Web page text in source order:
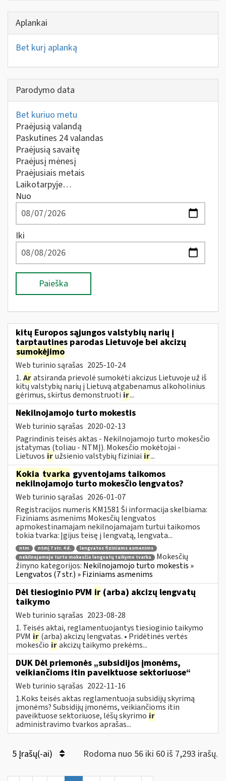
Aplankai
Bet kurį aplanką
Parodymo data
Bet kuriuo metu
Praėjusią valandą
Paskutines 24 valandas
Praėjusią savaitę
Praėjusį mėnesį
Praėjusiais metais
Laikotarpyje…
Nuo
Iki
Paieška
kitų Europos sąjungos valstybių narių į
tarptautines parodas Lietuvoje bei akcizų
sumokėjimo
Web turinio sąrašas 2025-10-24
1. Aratsiranda prievolė sumokėti akcizus Lietuvoje už iš
kitų valstybių narių į Lietuvą atgabenamus alkoholinius
gėrimus, skirtus demonstruoti ir...
Nekilnojamojo turto mokestis
Web turinio sąrašas 2020-02-13
Pagrindinis teisės aktas - Nekilnojamojo turto mokesčio
įstatymas (toliau - NTMĮ). Mokesčio mokėtojai -
Lietuvos iružsienio valstybių fiziniai ir...
Kokia tvarka gyventojams taikomos
nekilnojamojo turto mokesčio lengvatos?
Web turinio sąrašas 2026-01-07
Registracijos numeris KM1581 Ši informacija skelbiama:
Fiziniams asmenims Mokesčių lengvatos
apmokestinamajam nekilnojamajam turtui taikomos
tokia tvarka: Įgijus teisę į lengvatą, lengvata...
ntm ntmį 7 str. 4 d.
lengvatos fiziniams asmenims
nekilnojamojo turto mokesčio lengvatų taikymo tvarka
Mokesčių
žinyno kategorijos: Nekilnojamojo turto mokestis »
Lengvatos (7 str.) » Fiziniams asmenims
Dėl tiesioginio PVM ir (arba) akcizų lengvatų
taikymo
Web turinio sąrašas 2023-08-28
1. Teisės aktai, reglamentuojantys tiesioginio taikymo
PVM ir (arba) akcizų lengvatas. • Pridėtinės vertės
mokesčio irakcizų taikymo prekėms...
DUK Dėl priemonės „subsidijos įmonėms,
veikiančioms itin paveiktuose sektoriuose“
Web turinio sąrašas 2022-11-16
1.Koks teisės aktas reglamentuoja subsidijų skyrimą
įmonėms? Subsidijų įmonėms, veikiančioms itin
paveiktuose sektoriuose, lėšų skyrimo ir
administravimo tvarkos aprašas...
5 Įrašų(-ai) Rodoma nuo 56 iki 60 iš 7,293 irašų.